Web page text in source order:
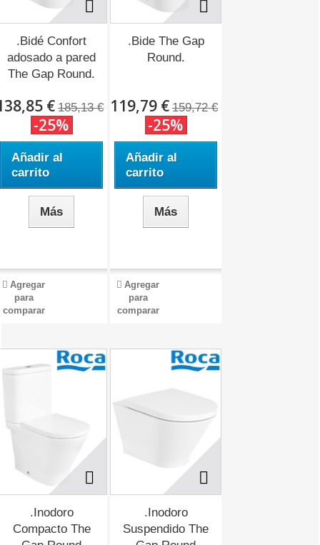
.Bidé Confort
adosado a pared
The Gap Round.
€ 185,13 €
-25%
Añadir al
carrito
Más
Agregar
para
comparar
.Bide The Gap
Round.
119,79 € 159,72 €
-25%
Añadir al
carrito
Más
Agregar
para
comparar
.Inodoro
Compacto The
.Inodoro
Suspendido The